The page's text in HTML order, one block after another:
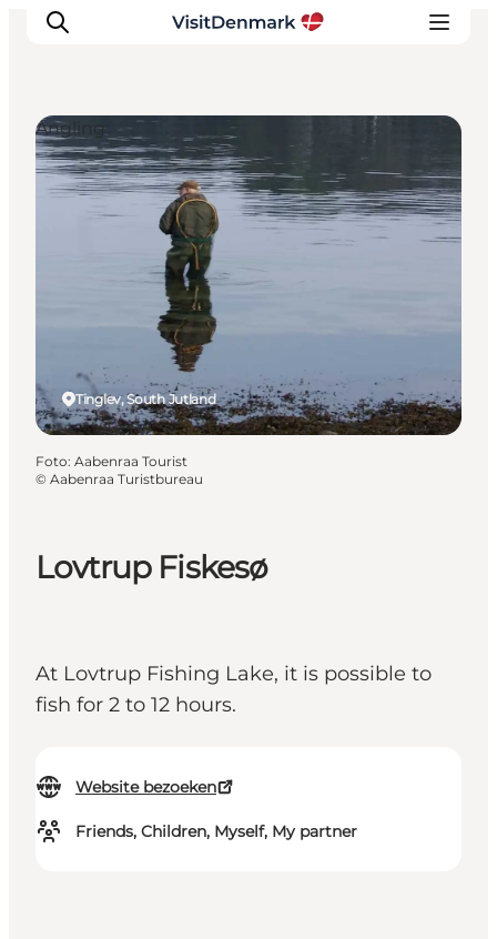
Inspiratie
Bestemmingen
Wat te doen
Accommodaties
Plan je reis
Lovtrup Fiskesø
At Lovtrup Fishing Lake, it is possible to
fish for 2 to 12 hours.
Website bezoeken
Friends, Children, Myself, My partner
Tinglev, South Jutland
Angling
Foto: Aabenraa Tourist
© Aabenraa Turistbureau